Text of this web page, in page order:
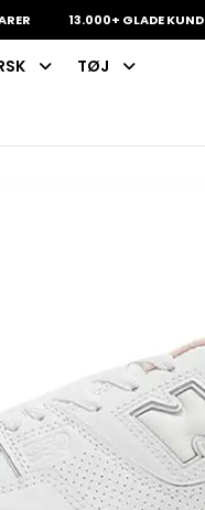
13.000+ GLADE KUNDER
TØJ